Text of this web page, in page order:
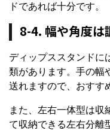
ドであれば十分です。
8-4. 幅や角度は
ディップススタンドに
類があります。手の幅
送れますので、おすす
また、左右一体型は収
て収納できる左右分離